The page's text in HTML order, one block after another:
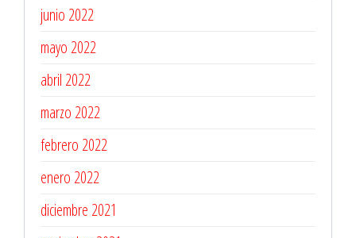
junio 2022
mayo 2022
abril 2022
marzo 2022
febrero 2022
enero 2022
diciembre 2021